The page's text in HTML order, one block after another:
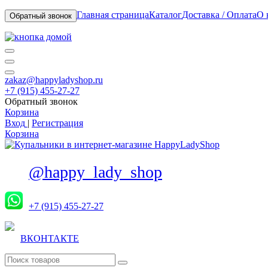
Обратный звонок Главная страницаКаталогДоставка / ОплатаО
zakaz@happyladyshop.ru
+7 (915) 455-27-27
Обратный звонок
Корзина
Вход | Регистрация
Корзина
@happy_lady_shop
+7 (915) 455-27-27
ВКОНТАКТЕ